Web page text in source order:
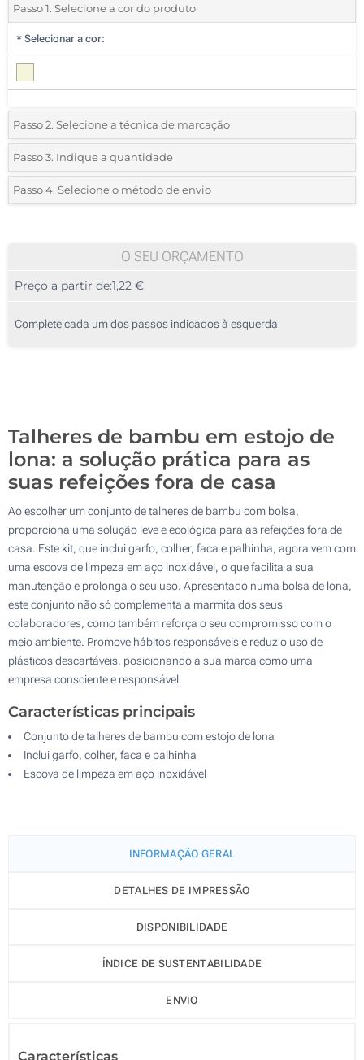
Passo 1. Selecione a cor do produto
* Selecionar a cor:
Passo 2. Selecione a técnica de marcação
*Selecione o tipo de marcação e as cores do logotipo:
1 Cor (Na bolsa)
Passo 3. Indique a quantidade
*Quantidade mínima:25
50
125
Passo 4. Selecione o método de envio
O SEU ORÇAMENTO
Preço a partir de:1,22 €
Complete cada um dos passos indicados à esquerda
Talheres de bambu em estojo de
lona: a solução prática para as
suas refeições fora de casa
Ao escolher um conjunto de talheres de bambu com bolsa,
proporciona uma solução leve e ecológica para as refeições fora de
casa. Este kit, que inclui garfo, colher, faca e palhinha, agora vem com
uma escova de limpeza em aço inoxidável, o que facilita a sua
manutenção e prolonga o seu uso. Apresentado numa bolsa de lona,
este conjunto não só complementa a marmita dos seus
colaboradores, como também reforça o seu compromisso com o
meio ambiente. Promove hábitos responsáveis e reduz o uso de
plásticos descartáveis, posicionando a sua marca como uma
empresa consciente e responsável.
Características principais
Conjunto de talheres de bambu com estojo de lona
Inclui garfo, colher, faca e palhinha
Escova de limpeza em aço inoxidável
INFORMAÇÃO GERAL
DETALHES DE IMPRESSÃO
DISPONIBILIDADE
ÍNDICE DE SUSTENTABILIDADE
ENVIO
Características